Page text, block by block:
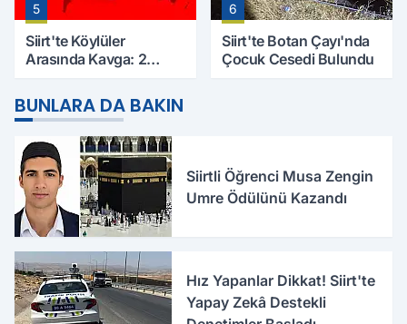
5
Siirt'te Köylüler
Arasında Kavga: 2
Ağır
6
Siirt'te Botan Çayı'nda
Çocuk Cesedi Bulundu
BUNLARA DA BAKIN
Siirtli Öğrenci Musa Zengin
Umre Ödülünü Kazandı
Hız Yapanlar Dikkat! Siirt'te
Yapay Zekâ Destekli